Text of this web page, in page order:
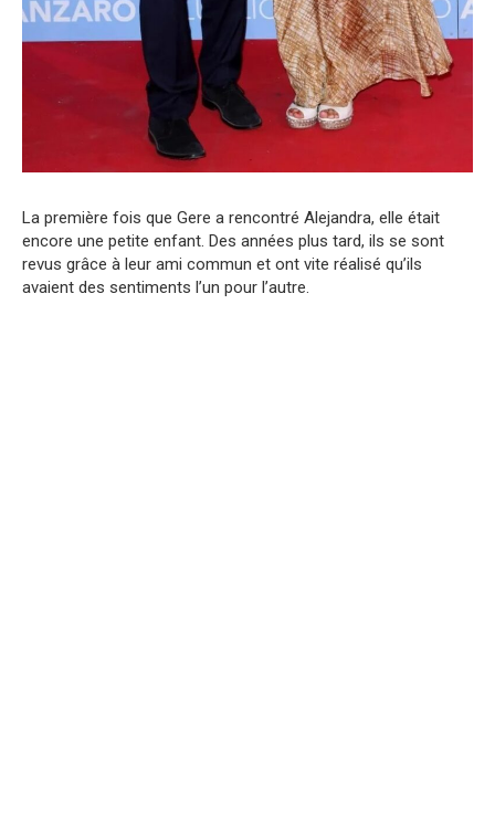
La première fois que Gere a rencontré Alejandra, elle était
encore une petite enfant. Des années plus tard, ils se sont
revus grâce à leur ami commun et ont vite réalisé qu’ils
avaient des sentiments l’un pour l’autre.